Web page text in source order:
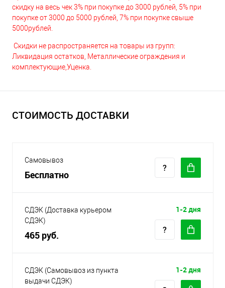
скидку на весь чек 3% при покупке до 3000 рублей, 5% при
покупке от 3000 до 5000 рублей, 7% при покупке свыше
5000рублей.
Скидки не распространяется на товары из групп:
Ликвидация остатков, Металлические ограждения и
комплектующие,Уценка.
СТОИМОСТЬ ДОСТАВКИ
Самовывоз
Бесплатно
СДЭК (Доставка курьером
СДЭК)
465 руб.
1-2 дня
СДЭК (Самовывоз из пункта
выдачи СДЭК)
1-2 дня